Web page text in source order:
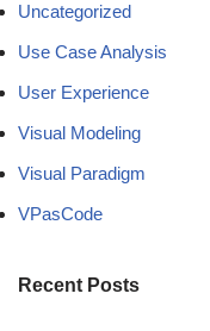
Uncategorized
Use Case Analysis
User Experience
Visual Modeling
Visual Paradigm
VPasCode
Recent Posts